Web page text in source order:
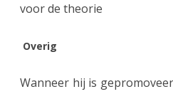
voor de theorie
Overig
Wanneer hij is